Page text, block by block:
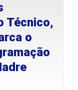
Técnico,
o